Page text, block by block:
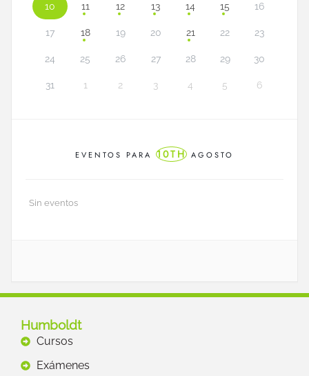
10 11 12 13 14 15 16
17 18 19 20 21 22 23
24 25 26 27 28 29 30
31 1 2 3 4 5 6
EVENTOS PARA 10TH AGOSTO
Sin eventos
Humboldt
Cursos
Exámenes